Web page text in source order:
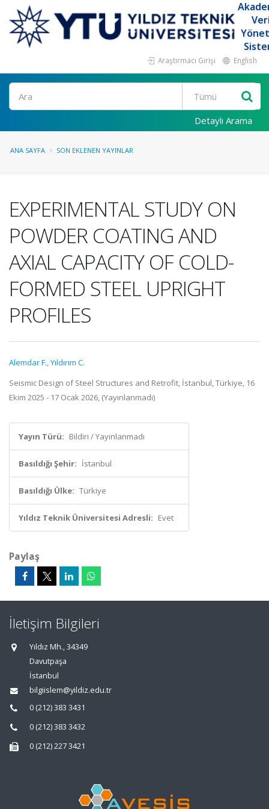
Araştırmacı Girişi English
Ara
Detaylı Arama
ANA SAYFA SON EKLENEN YAYINLAR
EXPERIMENTAL STUDY ON
POWDER COATING AND
AXIAL CAPACITY OF COLD-
FORMED STEEL UPRIGHT
PROFILES
Alemdar F.,Yıldırım C.
Seismic Design of Steel Structures and Retrofit, İstanbul, Türkiye, 16
Ekim 2025 - 17 Ocak 2026, (Yayınlanmadı)
Yayın Türü: Bildiri / Yayınlanmadı
Basıldığı Şehir: İstanbul
Basıldığı Ülke: Türkiye
Yıldız Teknik Üniversitesi Adresli: Evet
Paylaş
İletişim Bilgileri
Yıldız Mh., 34349
Davutpaşa
İstanbul
bilgiislem@yildiz.edu.tr
0 (212) 383 3431
0 (212) 383 3432
0 (212) 227 3421